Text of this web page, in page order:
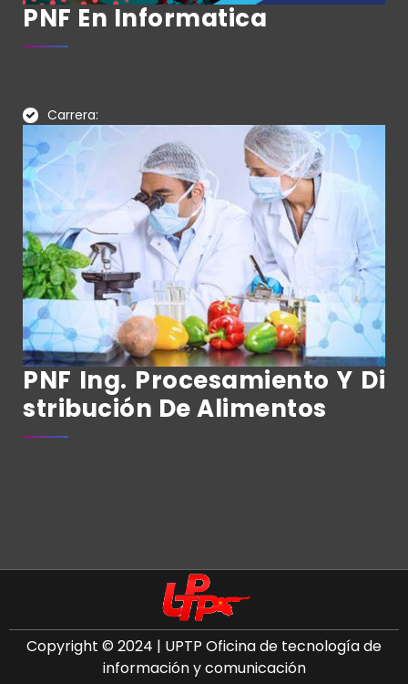
PNF En Informatica
Carrera:
PNF Ing. Procesamiento Y Di
Stribución De Alimentos
Copyright © 2024 | UPTP Oficina de tecnología de
información y comunicación